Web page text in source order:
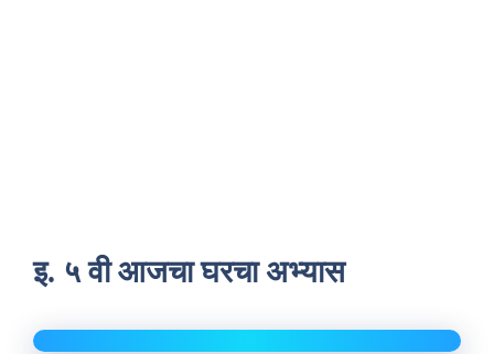
इ. ५ वी आजचा घरचा अभ्यास